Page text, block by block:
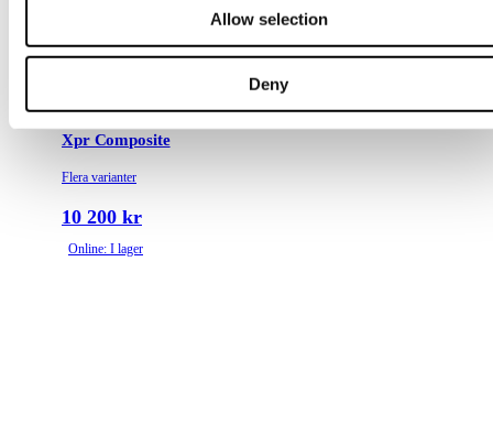
Allow selection
Deny
Xpr Composite
Flera varianter
10 200 kr
Online: I lager